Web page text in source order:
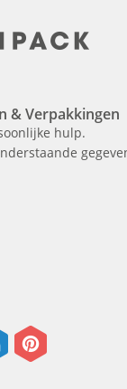
& Verpakkingen
hulp.